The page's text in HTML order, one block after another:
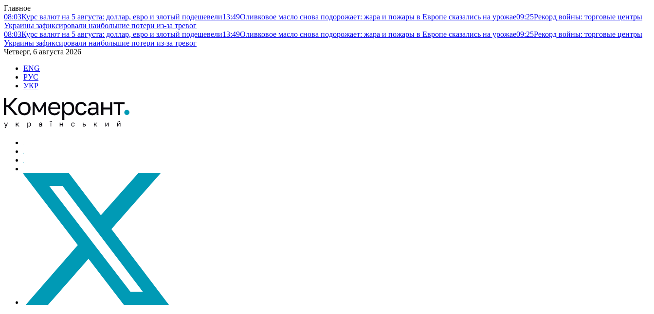
Главное
08:03Курс валют на 5 августа: доллар, евро и злотый подешевели13:49Оливковое масло снова подорожает: жара и пожары в Европе сказались на урожае09:25Рекорд войны: торговые центры
Украины зафиксировали наибольшие потери из-за тревог
08:03Курс валют на 5 августа: доллар, евро и злотый подешевели13:49Оливковое масло снова подорожает: жара и пожары в Европе сказались на урожае09:25Рекорд войны: торговые центры
Украины зафиксировали наибольшие потери из-за тревог
Четверг, 6 августа 2026
ENG
РУС
УКР